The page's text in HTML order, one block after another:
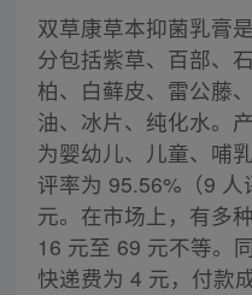
双草康草本抑菌乳膏
分包括紫草、百部、
柏、白藓皮、雷公藤
油、冰片、纯化水。
为婴幼儿、儿童、哺
评率为 95.56%（9
元。在市场上，有多
16 元至 69 元不等。
快递费为 4 元，付款